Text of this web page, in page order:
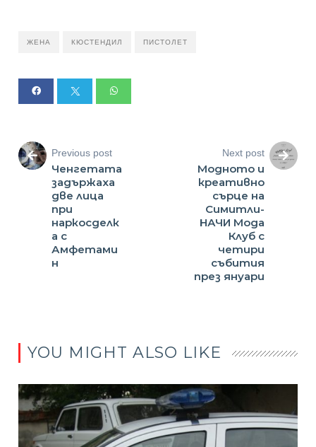
ЖЕНА КЮСТЕНДИЛ ПИСТОЛЕТ
Previous post
Ченгетата
задържаха
две лица
при
наркосделк
а с
Амфетами
н
Next post
Модното и
креативно
сърце на
Симитли-
НАЧИ Мода
Клуб с
четири
събития
през януари
YOU MIGHT ALSO LIKE